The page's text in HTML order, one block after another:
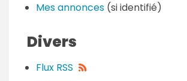
Mes annonces (si identifié)
Divers
Flux RSS